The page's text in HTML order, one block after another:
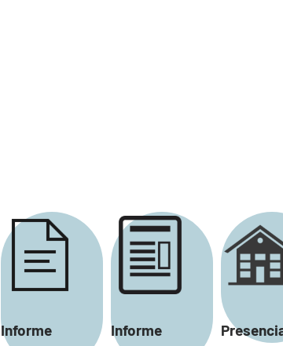
Informe
Informe